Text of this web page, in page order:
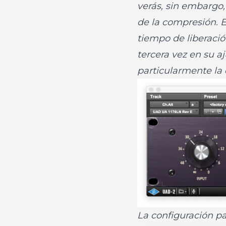
verás, sin
de la compresión.
tiempo de
tercera vez en su
particularmente la
La configuración